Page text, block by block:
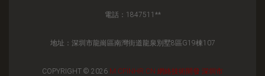
電話：1847511**
地址：深圳市龍崗區南灣街道龍泉別墅8區G19棟107
COPYRIGHT © 2026 M.CFINHR.CN 網絡技術開發 深圳市